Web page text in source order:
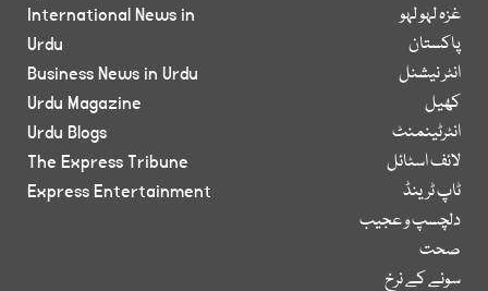
غزہ لہو لہو
پاکستان
انٹر نیشنل
کھیل
انٹرٹینمنٹ
لائف اسٹائل
ٹاپ ٹرینڈ
دلچسپ و عجیب
صحت
سونے کے نرخ
International News in
Urdu
Business News in Urdu
Urdu Magazine
Urdu Blogs
The Express Tribune
Express Entertainment